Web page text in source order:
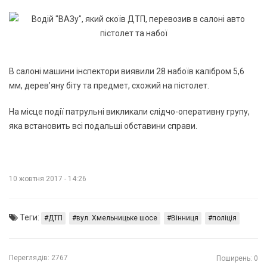
В салоні машини інспектори виявили 28 набоїв калібром 5,6
мм, дерев’яну біту та предмет, схожий на пістолет.
На місце події патрульні викликали слідчо-оперативну групу,
яка встановить всі подальші обставини справи.
10 жовтня 2017 - 14:26
Теги: ДТП вул. Хмельницьке шосе Вінниця поліція
Переглядів: 2767 Поширень: 0